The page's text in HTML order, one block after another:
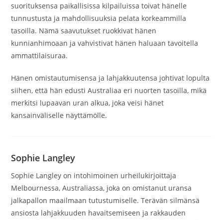
suorituksensa paikallisissa kilpailuissa toivat hänelle
tunnustusta ja mahdollisuuksia pelata korkeammilla
tasoilla. Nämä saavutukset ruokkivat hänen
kunnianhimoaan ja vahvistivat hänen haluaan tavoitella
ammattilaisuraa.
Hänen omistautumisensa ja lahjakkuutensa johtivat lopulta
siihen, että hän edusti Australiaa eri nuorten tasoilla, mikä
merkitsi lupaavan uran alkua, joka veisi hänet
kansainväliselle näyttämölle.
Sophie Langley
Sophie Langley on intohimoinen urheilukirjoittaja
Melbournessa, Australiassa, joka on omistanut uransa
jalkapallon maailmaan tutustumiselle. Terävän silmänsä
ansiosta lahjakkuuden havaitsemiseen ja rakkauden